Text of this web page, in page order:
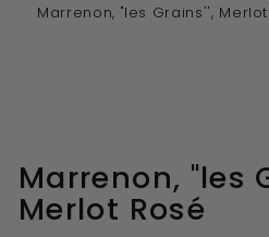
Marrenon, "les Grains'',
Marrenon, "les
Merlot Rosé